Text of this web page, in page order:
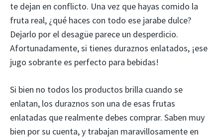
te dejan en conflicto. Una vez que hayas comido la
fruta real, ¿qué haces con todo ese jarabe dulce?
Dejarlo por el desagüe parece un desperdicio.
Afortunadamente, si tienes duraznos enlatados, ¡ese
jugo sobrante es perfecto para bebidas!
Si bien no todos los productos brilla cuando se
enlatan, los duraznos son una de esas frutas
enlatadas que realmente debes comprar. Saben muy
bien por su cuenta, y trabajan maravillosamente en